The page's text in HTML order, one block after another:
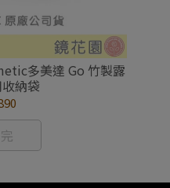
多美達 Go 竹製露
納袋